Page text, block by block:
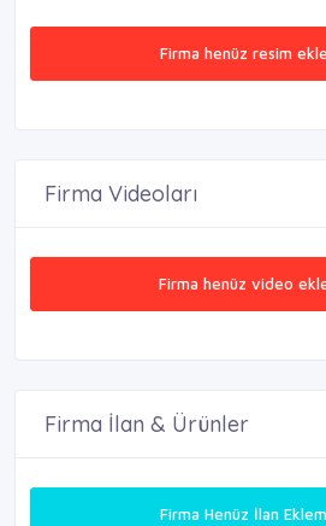
Firma henüz resim
Firma Videoları
Firma henüz video
Firma İlan & Ürünler
Firma Henüz İlan